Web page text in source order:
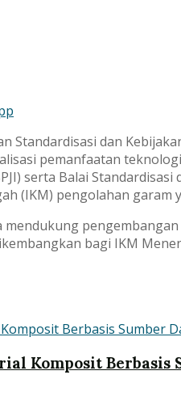
Standardisasi dan
pemanfaatan
serta Balai
(IKM) pengolahan
mendukung
bagi IKM
Komposit Berbasis